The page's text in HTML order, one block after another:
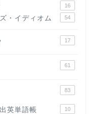
16
・イディオム 54
17
61
83
英単語帳 10